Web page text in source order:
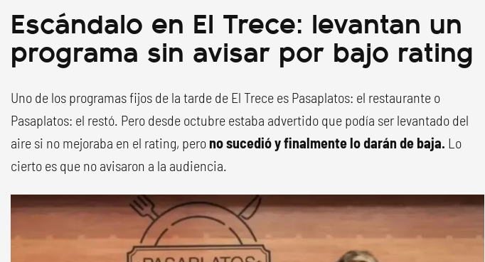
Escándalo en El Trece: levantan un
programa sin avisar por bajo rating
Uno de los programas fijos de la tarde de El Trece es Pasaplatos: el restaurante o
Pasaplatos: el restó. Pero desde octubre estaba advertido que podía ser levantado del
aire si no mejoraba en el rating, pero no sucedió y finalmente lo darán de baja. Lo
cierto es que no avisaron a la audiencia.